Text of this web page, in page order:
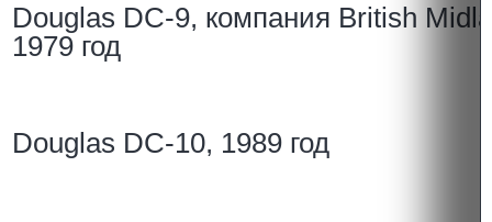
Douglas DC-9, компания British
1979 год
Douglas DC-10, 1989 год